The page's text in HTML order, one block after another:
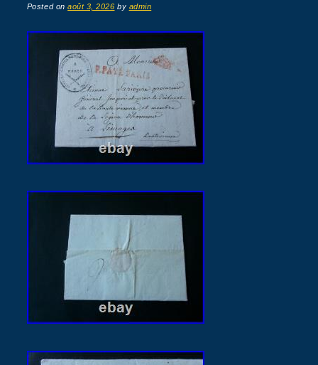
Posted onaoût 3, 2026 by admin